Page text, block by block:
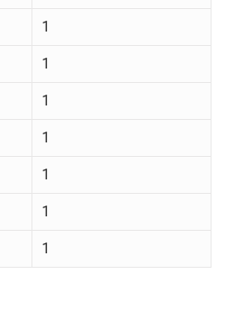
1
1
1
1
1
1
1